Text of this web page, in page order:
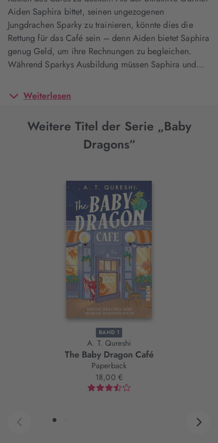
Aiden Saphira bittet, seinen ungezogenen
Jungdrachen Sparky zu trainieren, könnte dies die
Rettung für das Café sein – denn Aiden bietet Saphira
genug Geld, um ihre Rechnungen zu begleichen.
Während Sparkys Ausbildung müssen Saphira und…
Weiterlesen
Weitere Titel der Serie „Baby
Dragons“
Interaktives
BAND 1
A. T. Qureshi
The Baby Dragon Café
Paperback
18,00 €